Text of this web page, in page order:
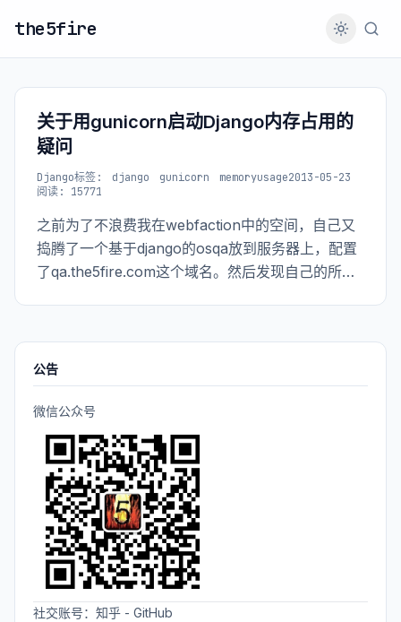
the5fire
关于用gunicorn启动Django内存占用的
疑问
Django标签: django gunicorn memoryusage2013-05-23
阅读: 15771
之前为了不浪费我在webfaction中的空间，自己又
捣腾了一个基于django的osqa放到服务器上，配置
了qa.the5fire.com这个域名。然后发现自己的所有
公告
微信公众号
社交账号： 知乎 - GitHub